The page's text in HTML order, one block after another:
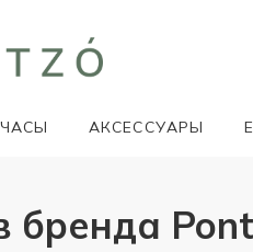
ЧАСЫ АКСЕССУАРЫ